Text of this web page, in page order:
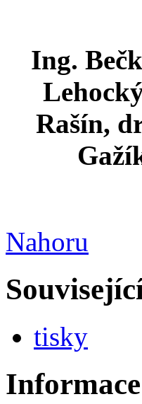
Ing.
Rašín,
Nahoru
tisky
Informace